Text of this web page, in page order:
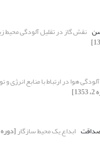
نقش گاز در تقلیل آلودگی
آلودگی هوا در ارتباط با منابع انرژی و
ابداع یک محیط سازگار